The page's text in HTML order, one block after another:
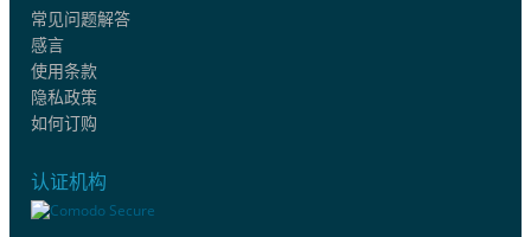
常见问题解答
感言
使用条款
隐私政策
如何订购
认证机构